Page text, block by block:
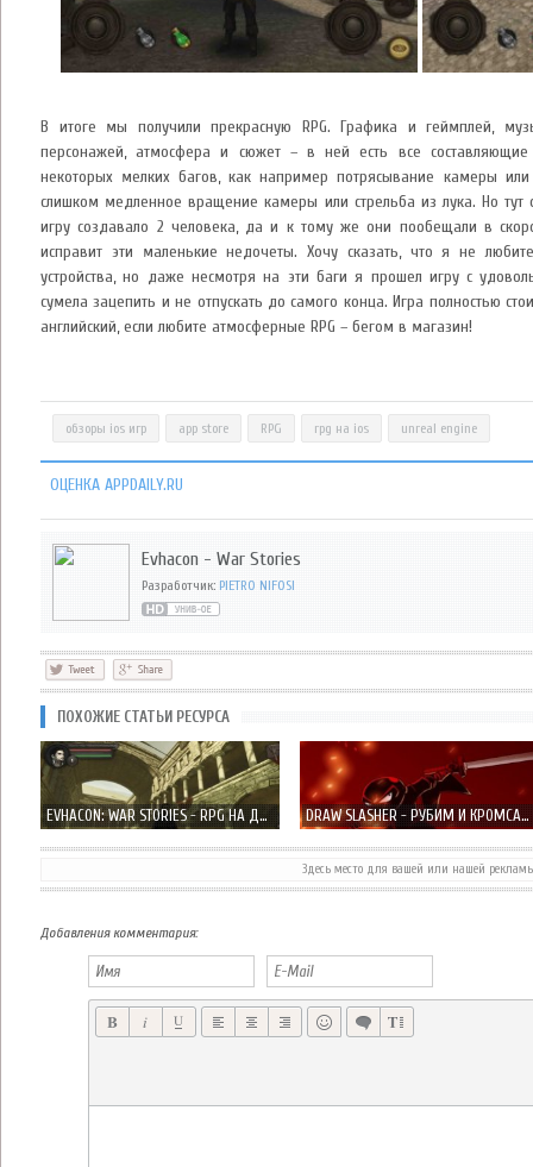
В итоге мы получили прекрасную RPG. Графика и геймплей,
персонажей, атмосфера и сюжет – в ней есть все
некоторых мелких багов, как например потрясывание камеры
слишком медленное вращение камеры или стрельба из лука. Но тут
игру создавало 2 человека, да и к тому же они пообещали в
исправит эти маленькие недочеты. Хочу сказать, что я не
устройства, но даже несмотря на эти баги я прошел игру с
сумела зацепить и не отпускать до самого конца. Игра полностью
английский, если любите атмосферные RPG – бегом в магазин!
обзоры ios игр app store RPG rpg на ios unreal engine
ОЦЕНКА APPDAILY.RU
Evhacon - War Stories
Разработчик: PIETRO NIFOSI
ПОХОЖИЕ СТАТЬИ РЕСУРСА
EVHACON: WAR STORIES - RPG НА ДВИЖКЕ UNREAL ENGINE 3 DRAW SLASHER - РУБИМ И КРОМСАЕМ МЕЧЕМ-ПАЛЬЦЕМ НИНДЗЯ
Здесь место для вашей или нашей
Добавления комментария: